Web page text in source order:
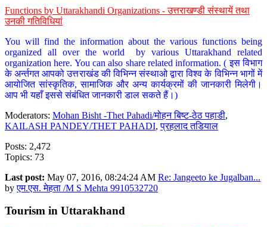
Functions by Uttarakhandi Organizations - उत्तराखण्डी संस्थायें तथा
उनकी गतिविधियां
You will find the information about the various functions being
organized all over the world by various Uttarakhand related
organization here. You can also share related information. ( इस विभाग
के अर्न्तगत आपको उत्तराखंड की विभिन्न संस्थाओ द्वारा विश्व के विभिन्न भागों में
आयोजित सांस्कृतिक, सामाजिक और अन्य कार्यक्रमों की जानकारी मिलेगी।
आप भी यहाँ इससे संबंधित जानकारी डाल सकते हैं।)
Moderators: Mohan Bisht -Thet Pahadi/मोहन बिष्ट-ठेठ पहाडी,
KAILASH PANDEY/THET PAHADI,प्रहलाद तडियाल
Posts: 2,472
Topics: 73
Last post: May 07, 2016, 08:24:24 AM Re: Jangeeto ke Jugalban...
byएम.एस. मेहता /M S Mehta 9910532720
Tourism in Uttarakhand